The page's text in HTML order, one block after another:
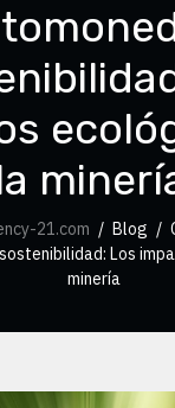
21.com Blog
Los
minería